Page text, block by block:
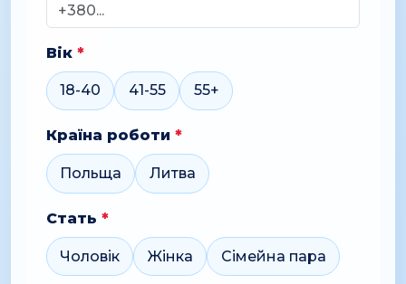
Вік *
18-40 41-55 55+
Країна роботи *
Польща Литва
Стать *
Чоловік Жінка Сімейна пара